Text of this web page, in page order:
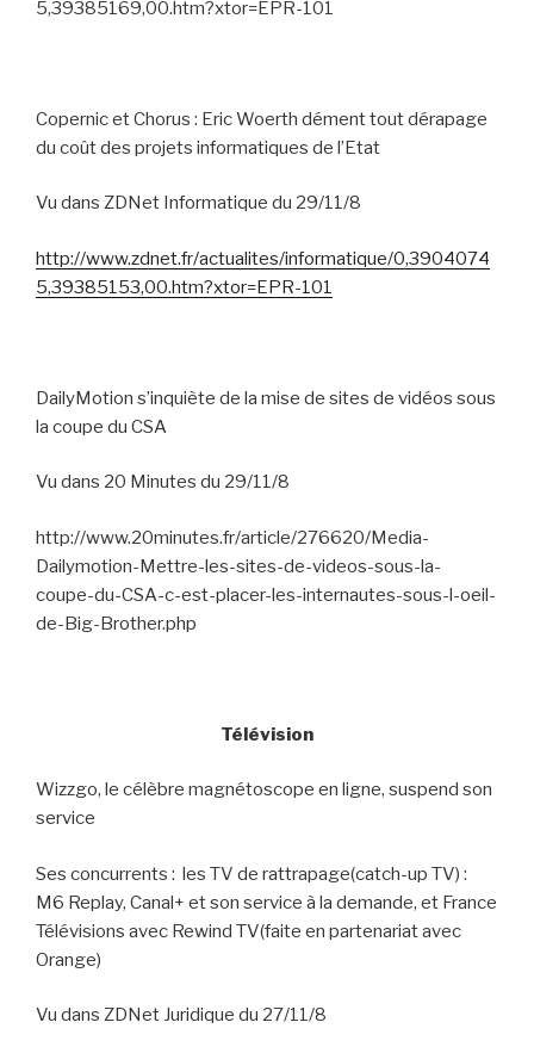
5,39385169,00.htm?xtor=EPR-101
Copernic et Chorus : Eric Woerth dément tout dérapage
du coût des projets informatiques de l’Etat
Vu dans ZDNet Informatique du 29/11/8
http://www.zdnet.fr/actualites/informatique/0,3904074
5,39385153,00.htm?xtor=EPR-101
DailyMotion s’inquiète de la mise de sites de vidéos sous
la coupe du CSA
Vu dans 20 Minutes du 29/11/8
http://www.20minutes.fr/article/276620/Media-
Dailymotion-Mettre-les-sites-de-videos-sous-la-
coupe-du-CSA-c-est-placer-les-internautes-sous-l-oeil-
de-Big-Brother.php
Télévision
Wizzgo, le célèbre magnétoscope en ligne, suspend son
service
Ses concurrents : les TV de rattrapage(catch-up TV) :
M6 Replay, Canal+ et son service à la demande, et France
Télévisions avec Rewind TV(faite en partenariat avec
Orange)
Vu dans ZDNet Juridique du 27/11/8